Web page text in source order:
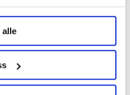
hvordan dine personlige
kan velge hvordan de skal
eller trekke tilbake ditt
hk-nytt.no
alle